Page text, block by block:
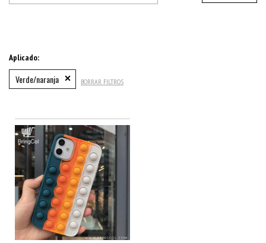
Aplicado:
Verde/naranja BORRAR FILTROS